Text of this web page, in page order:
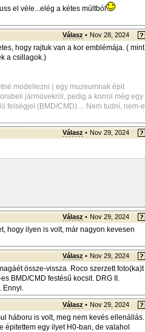
el véle...elég a kétes múltból
Válasz • Nov 28, 2024
hogy rajtuk van a kor emblémája. ( mint
a csillagok.)
modellezni ( egy muzeumnak épit
jármüvekröl, pedig a korrol még egy
felségjel (BMD/CMD).... Nem tudní, nem-e
Válasz • Nov 29, 2024
Válasz • Nov 29, 2024
hogy ilyen is volt, már nagyon kevesen
Válasz • Nov 29, 2024
össze-vissza. Roco szerzett foto(ka)t
BMD/CMD festésű kocsit. DRG II.
Ennyi.
Válasz • Nov 29, 2024
háboru is volt, meg nem kevés ellenállás.
épitettem egy ilyet H0-ban, de valahol